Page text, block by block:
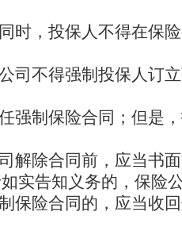
时，投保人不得在保
司不得强制投保人订
强制保险合同；但是
解除合同前，应当书
实告知义务的，保险
保险合同的，应当收